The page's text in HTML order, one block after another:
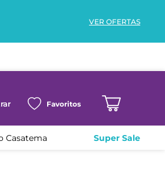
VER OFERTAS
Favoritos
Casatema Super Sale